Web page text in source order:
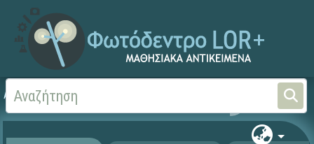
Αρχική Μαθαίνουμε στο Σπίτι